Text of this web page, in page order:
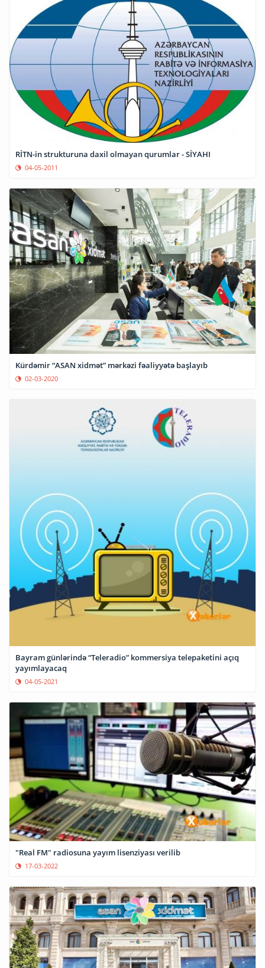
RİTN-in strukturuna daxil olmayan qurumlar - SİYAHI
04-05-2011
Kürdəmir “ASAN xidmət” mərkəzi fəaliyyətə başlayıb
02-03-2020
Bayram günlərində “Teleradio” kommersiya telepaketini açıq
yayımlayacaq
04-05-2021
"Real FM" radiosuna yayım lisenziyası verilib
17-03-2022